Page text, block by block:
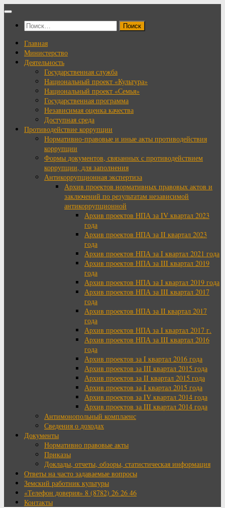
Перейти
содержимому
Найти:
Главная
Министерство
Деятельность
Государственная служба
Национальный проект «Культура»
Национальный проект «Семья»
Государственная программа
Независимая оценка качества
Доступная среда
Противодействие коррупции
Нормативно-правовые и иные акты противодействия
коррупции
Формы документов, связанных с противодействием
коррупции, для заполнения
Антикоррупционная экспертиза
Архив проектов нормативных правовых актов и
заключений по результатам независимой
антикоррупционной
Архив проектов НПА за IV квартал 2023
года
Архив проектов НПА за II квартал 2023
года
Архив проектов НПА за I квартал 2021 года
Архив проектов НПА за III квартал 2019
года
Архив проектов НПА за I квартал 2019 года
Архив проектов НПА за III квартал 2017
года
Архив проектов НПА за II квартал 2017
года
Архив проектов НПА за I квартал 2017 г.
Архив проектов НПА за III квартал 2016
года
Архив проектов за I квартал 2016 года
Архив проектов за III квартал 2015 года
Архив проектов за II квартал 2015 года
Архив проектов за I квартал 2015 года
Архив проектов за IV квартал 2014 года
Архив проектов за III квартал 2014 года
Антимонопольный комплаенс
Сведения о доходах
Документы
Нормативно правовые акты
Приказы
Доклады, отчеты, обзоры, статистическая информация
Ответы на часто задаваемые вопросы
Земский работник культуры
«Телефон доверия» 8 (8782) 26 26 46
Контакты